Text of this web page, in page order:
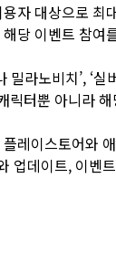
자 대상으로 최
당 이벤트 참
밀라노비치’, ‘
릭터뿐 아니라
플레이스토어와
업데이트, 이벤